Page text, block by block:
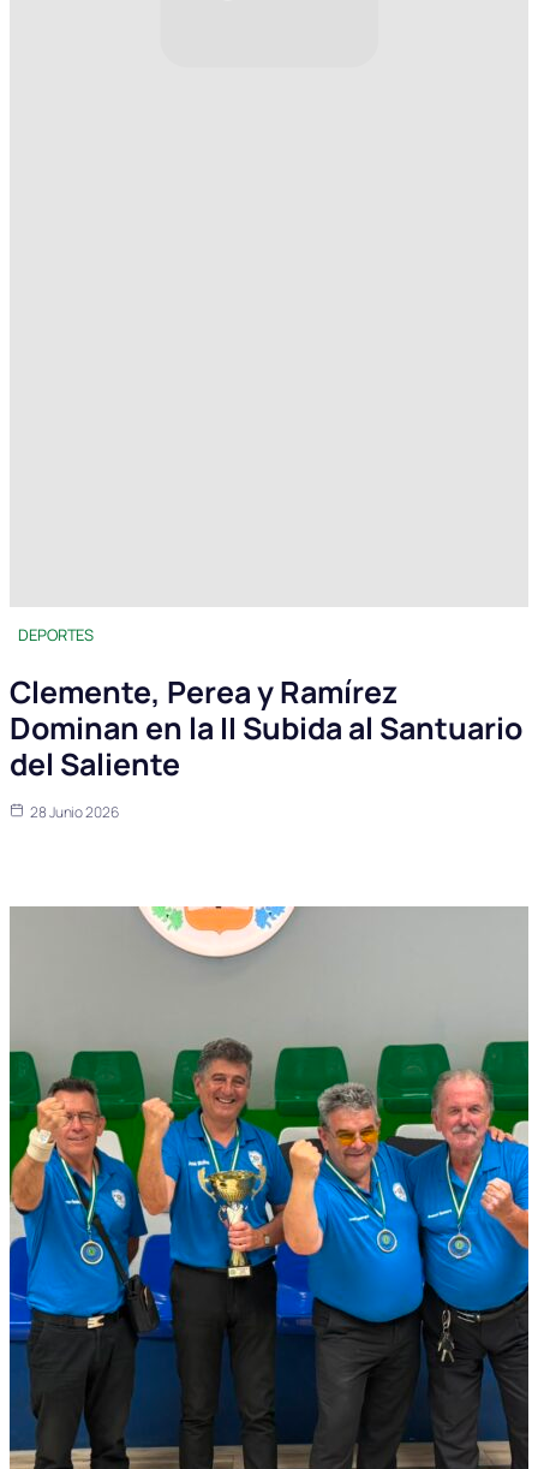
DEPORTES
Clemente, Perea y Ramírez
Dominan en la II Subida al Santuario
del Saliente
28 Junio 2026